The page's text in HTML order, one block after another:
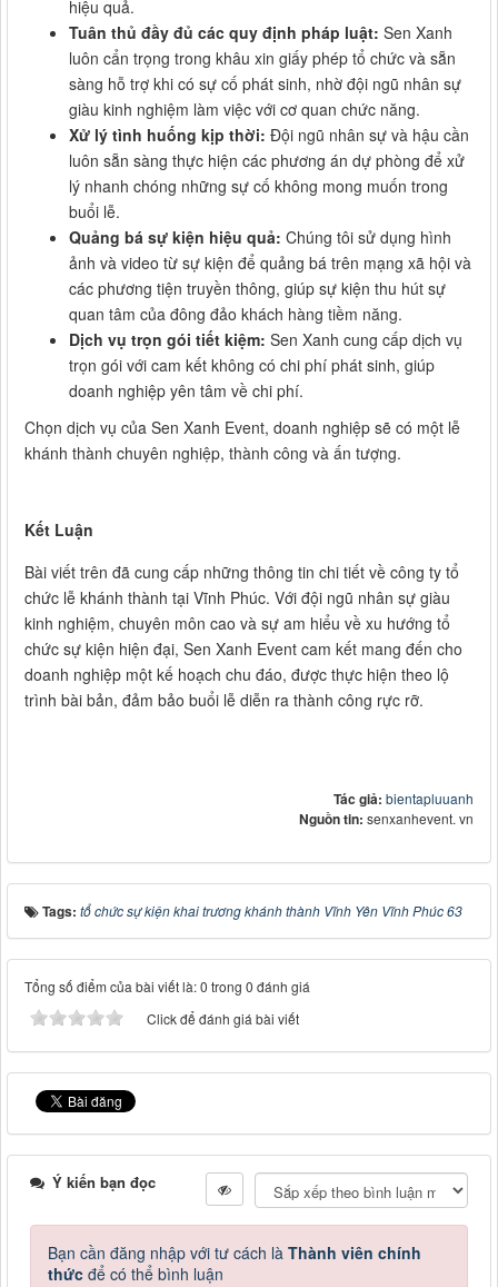
hiệu quả.
Tuân thủ đầy đủ các quy định pháp luật: Sen Xanh
luôn cẩn trọng trong khâu xin giấy phép tổ chức và sẵn
sàng hỗ trợ khi có sự cố phát sinh, nhờ đội ngũ nhân sự
giàu kinh nghiệm làm việc với cơ quan chức năng.
Xử lý tình huống kịp thời: Đội ngũ nhân sự và hậu cần
luôn sẵn sàng thực hiện các phương án dự phòng để xử
lý nhanh chóng những sự cố không mong muốn trong
buổi lễ.
Quảng bá sự kiện hiệu quả: Chúng tôi sử dụng hình
ảnh và video từ sự kiện để quảng bá trên mạng xã hội và
các phương tiện truyền thông, giúp sự kiện thu hút sự
quan tâm của đông đảo khách hàng tiềm năng.
Dịch vụ trọn gói tiết kiệm: Sen Xanh cung cấp dịch vụ
trọn gói với cam kết không có chi phí phát sinh, giúp
doanh nghiệp yên tâm về chi phí.
Chọn dịch vụ của Sen Xanh Event, doanh nghiệp sẽ có một lễ
khánh thành chuyên nghiệp, thành công và ấn tượng.
Kết Luận
Bài viết trên đã cung cấp những thông tin chi tiết về công ty tổ
chức lễ khánh thành tại Vĩnh Phúc. Với đội ngũ nhân sự giàu
kinh nghiệm, chuyên môn cao và sự am hiểu về xu hướng tổ
chức sự kiện hiện đại, Sen Xanh Event cam kết mang đến cho
doanh nghiệp một kế hoạch chu đáo, được thực hiện theo lộ
trình bài bản, đảm bảo buổi lễ diễn ra thành công rực rỡ.
Tác giả: bientapluuanh
Nguồn tin: senxanhevent. vn
Tags: tổ chức sự kiện khai trương khánh thành Vĩnh Yên Vĩnh Phúc 63
Tổng số điểm của bài viết là: 0 trong 0 đánh giá
Click để đánh giá bài viết
Ý kiến bạn đọc
Bạn cần đăng nhập với tư cách là Thành viên chính
thức để có thể bình luận